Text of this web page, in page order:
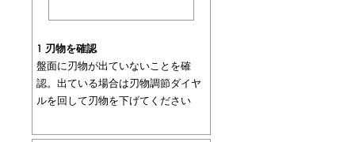
1 刃物を確認
盤面に刃物が出ていないことを確
認。出ている場合は刃物調節ダイヤ
ルを回して刃物を下げてください